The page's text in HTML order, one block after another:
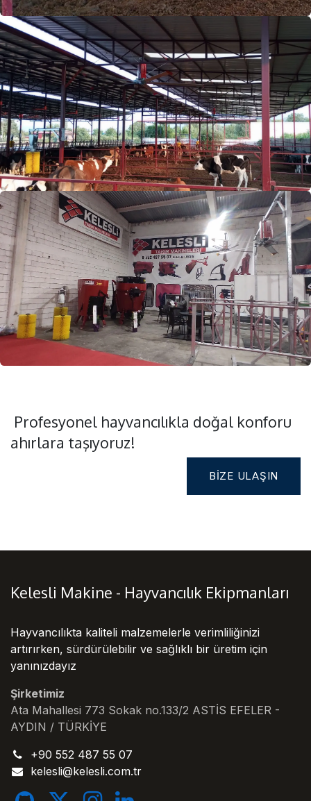
Profesyonel hayvancılıkla doğal konforu
ahırlara taşıyoruz!
BIZE ULAŞIN
Kelesli Makine - Hayvancılık Ekipmanları
Hayvancılıkta kaliteli malzemelerle verimliliğinizi
artırırken, sürdürülebilir ve sağlıklı bir üretim için
yanınızdayız
Şirketimiz
Ata Mahallesi 773 Sokak no.133/2 ASTİS EFELER -
AYDIN / TÜRKİYE
+90 552 487 55 07
kelesli@kelesli.com.tr